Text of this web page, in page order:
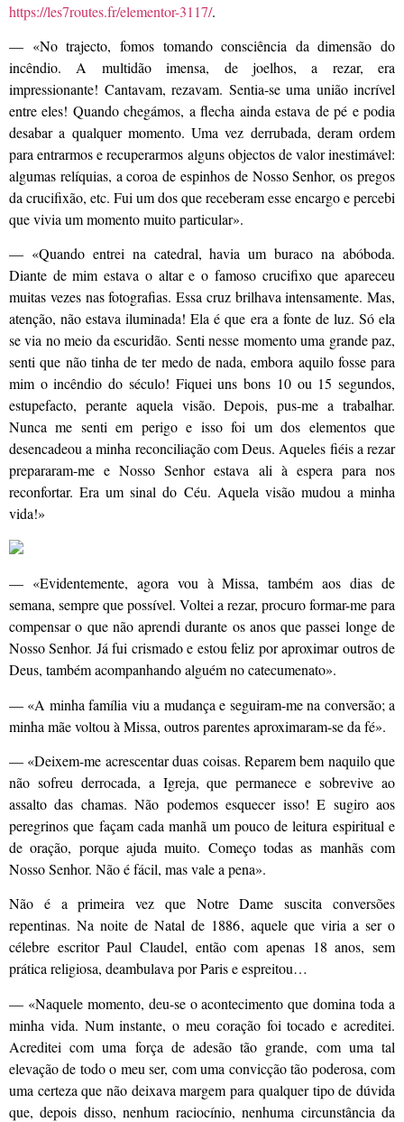
https://les7routes.fr/elementor-3117/.
— «No trajecto, fomos tomando consciência da dimensão do
incêndio. A multidão imensa, de joelhos, a rezar, era
impressionante! Cantavam, rezavam. Sentia-se uma união incrível
entre eles! Quando chegámos, a flecha ainda estava de pé e podia
desabar a qualquer momento. Uma vez derrubada, deram ordem
para entrarmos e recuperarmos alguns objectos de valor inestimável:
algumas relíquias, a coroa de espinhos de Nosso Senhor, os pregos
da crucifixão, etc. Fui um dos que receberam esse encargo e percebi
que vivia um momento muito particular».
— «Quando entrei na catedral, havia um buraco na abóboda.
Diante de mim estava o altar e o famoso crucifixo que apareceu
muitas vezes nas fotografias. Essa cruz brilhava intensamente. Mas,
atenção, não estava iluminada! Ela é que era a fonte de luz. Só ela
se via no meio da escuridão. Senti nesse momento uma grande paz,
senti que não tinha de ter medo de nada, embora aquilo fosse para
mim o incêndio do século! Fiquei uns bons 10 ou 15 segundos,
estupefacto, perante aquela visão. Depois, pus-me a trabalhar.
Nunca me senti em perigo e isso foi um dos elementos que
desencadeou a minha reconciliação com Deus. Aqueles fiéis a rezar
prepararam-me e Nosso Senhor estava ali à espera para nos
reconfortar. Era um sinal do Céu. Aquela visão mudou a minha
vida!»
— «Evidentemente, agora vou à Missa, também aos dias de
semana, sempre que possível. Voltei a rezar, procuro formar-me para
compensar o que não aprendi durante os anos que passei longe de
Nosso Senhor. Já fui crismado e estou feliz por aproximar outros de
Deus, também acompanhando alguém no catecumenato».
— «A minha família viu a mudança e seguiram-me na conversão; a
minha mãe voltou à Missa, outros parentes aproximaram-se da fé».
— «Deixem-me acrescentar duas coisas. Reparem bem naquilo que
não sofreu derrocada, a Igreja, que permanece e sobrevive ao
assalto das chamas. Não podemos esquecer isso! E sugiro aos
peregrinos que façam cada manhã um pouco de leitura espiritual e
de oração, porque ajuda muito. Começo todas as manhãs com
Nosso Senhor. Não é fácil, mas vale a pena».
Não é a primeira vez que Notre Dame suscita conversões
repentinas. Na noite de Natal de 1886, aquele que viria a ser o
célebre escritor Paul Claudel, então com apenas 18 anos, sem
prática religiosa, deambulava por Paris e espreitou…
— «Naquele momento, deu-se o acontecimento que domina toda a
minha vida. Num instante, o meu coração foi tocado e acreditei.
Acreditei com uma força de adesão tão grande, com uma tal
elevação de todo o meu ser, com uma convicção tão poderosa, com
uma certeza que não deixava margem para qualquer tipo de dúvida
que, depois disso, nenhum raciocínio, nenhuma circunstância da